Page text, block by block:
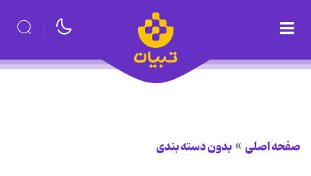
صفحه اصلی بدون دسته بندی